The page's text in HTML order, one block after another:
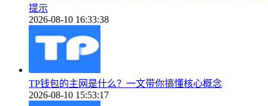
提示
2026-08-10 16:33:38
TP钱包的主网是什么？一文带你搞懂核心概念
2026-08-10 15:53:17